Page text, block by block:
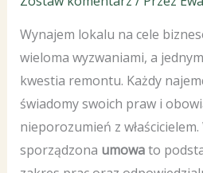
Wynajem lokalu na cele
wieloma wyzwaniami, a
kwestia remontu. Każdy
świadomy swoich praw i
nieporozumień z właścicielem.
sporządzona umowato